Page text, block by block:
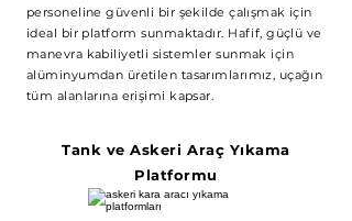
personeline güvenli bir şekilde çalışmak için
ideal bir platform sunmaktadır. Hafif, güçlü ve
manevra kabiliyetli sistemler sunmak için
alüminyumdan üretilen tasarımlarımız, uçağın
tüm alanlarına erişimi kapsar.
Tank ve Askeri Araç Yıkama
Platformu